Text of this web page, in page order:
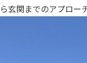
玄関までのアプロー